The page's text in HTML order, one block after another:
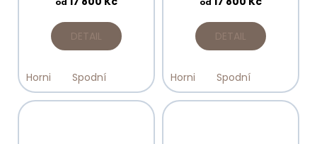
DETAIL
Horni Spodní
DETAIL
Horni Spodní